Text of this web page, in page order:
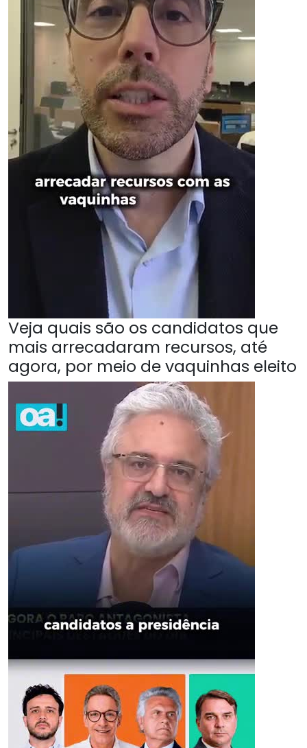
Veja quais são os candidatos que
mais arrecadaram recursos, até
agora, por meio de vaquinhas eleito